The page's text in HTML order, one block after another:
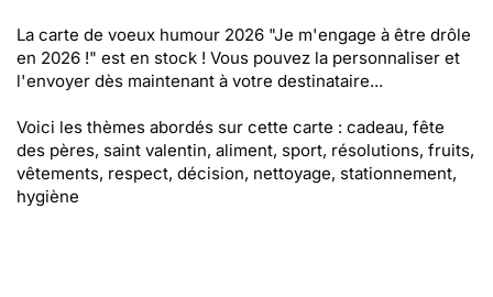
La carte de voeux humour 2026 "Je m'engage à être drôle
en 2026 !" est en stock ! Vous pouvez la personnaliser et
l'envoyer dès maintenant à votre destinataire...
Voici les thèmes abordés sur cette carte : cadeau, fête
des pères, saint valentin, aliment, sport, résolutions, fruits,
vêtements, respect, décision, nettoyage, stationnement,
hygiène